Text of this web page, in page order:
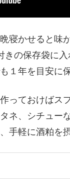
寝かせると味
きの保存袋に
１年を目安に
っておけばス
ネ、シチュー
手軽に酒粕を